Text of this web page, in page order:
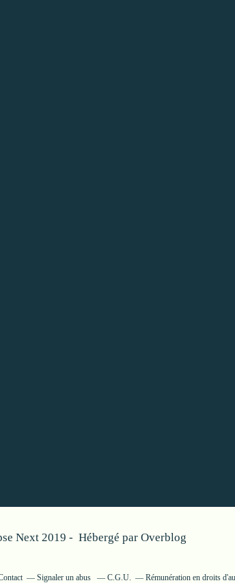
Next 2019 - Hébergé par Overblog
Signaler un abus C.G.U. Rémunération en droits